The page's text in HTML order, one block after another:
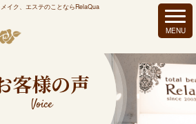
イク、エステのことならRelaQua
客様の声
Voice